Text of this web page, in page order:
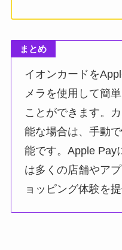
まとめ
イオンカードを
メラを使用して簡
ことができます。
能な場合は、手動
能です。Apple Pay
は多くの店舗やア
ョッピング体験を提